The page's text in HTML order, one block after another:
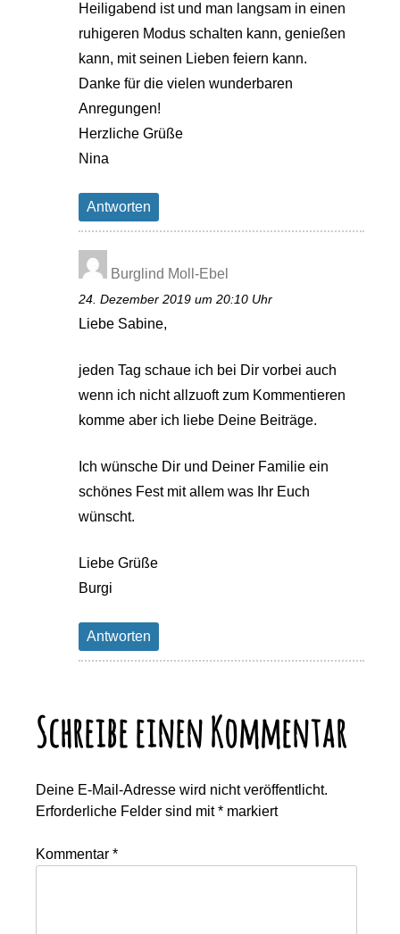
Heiligabend ist und man langsam in einen
ruhigeren Modus schalten kann, genießen
kann, mit seinen Lieben feiern kann.
Danke für die vielen wunderbaren
Anregungen!
Herzliche Grüße
Nina
Antworten
Burglind Moll-Ebel
24. Dezember 2019 um 20:10 Uhr
Liebe Sabine,
jeden Tag schaue ich bei Dir vorbei auch
wenn ich nicht allzuoft zum Kommentieren
komme aber ich liebe Deine Beiträge.
Ich wünsche Dir und Deiner Familie ein
schönes Fest mit allem was Ihr Euch
wünscht.
Liebe Grüße
Burgi
Antworten
Schreibe einen Kommentar
Deine E-Mail-Adresse wird nicht veröffentlicht.
Erforderliche Felder sind mit* markiert
Kommentar*